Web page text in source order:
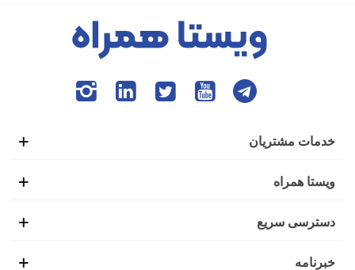
خدمات مشتریان
ویستا همراه
دسترسی سریع
خبرنامه